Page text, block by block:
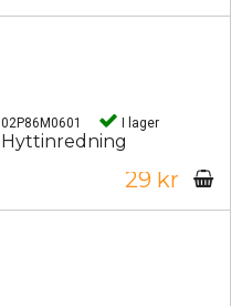
02P86M0601 I lager
Hyttinredning
29 kr